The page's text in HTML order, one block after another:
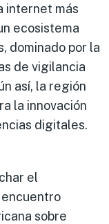
internet más
ecosistema
dominado por la
de vigilancia
así, la región
la innovación
digitales.
el
encuentro
sobre